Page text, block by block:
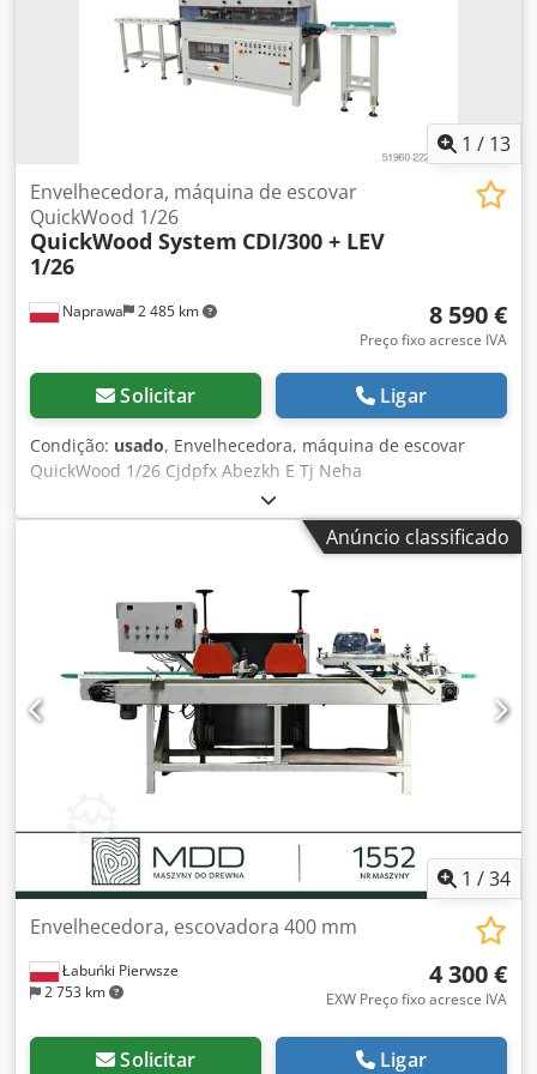
1 / 13
Naprawa 2 485 km
Envelhecedora, máquina de escovar
QuickWood 1/26
QuickWood System CDI/300 + LEV
1/26
8 590 €
Preço fixo acresce IVA
Solicitar Ligar
Condição: usado, Envelhecedora, máquina de escovar
QuickWood 1/26 Cjdpfx Abezkh E Tj Neha
Anúncio classificado
1 /34
Łabuńki Pierwsze
2 753 km
Envelhecedora, escovadora 400 mm
4 300 €
EXW Preço fixo acresce IVA
Solicitar Ligar